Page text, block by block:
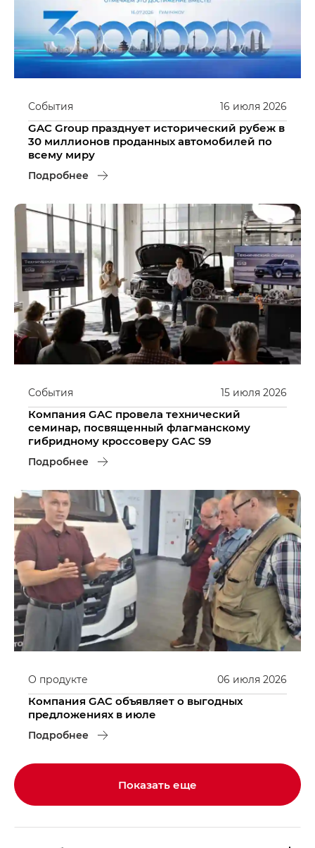
16 июля 2026
События
GAC Group празднует исторический рубеж в
30 миллионов проданных автомобилей по
всему миру
Подробнее
15 июля 2026
События
Компания GAC провела технический
семинар, посвященный флагманскому
гибридному кроссоверу GAC S9
Подробнее
06 июля 2026
О продукте
Компания GAC объявляет о выгодных
предложениях в июле
Подробнее
Показать еще